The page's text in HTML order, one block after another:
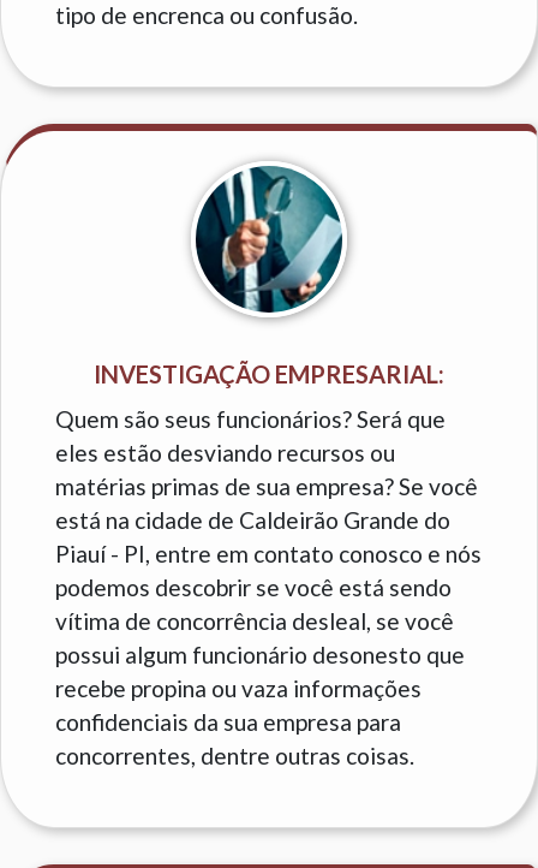
tipo de encrenca ou confusão.
INVESTIGAÇÃO EMPRESARIAL:
Quem são seus funcionários? Será que
eles estão desviando recursos ou
matérias primas de sua empresa? Se você
está na cidade de Caldeirão Grande do
Piauí - PI, entre em contato conosco e nós
podemos descobrir se você está sendo
vítima de concorrência desleal, se você
possui algum funcionário desonesto que
recebe propina ou vaza informações
confidenciais da sua empresa para
concorrentes, dentre outras coisas.